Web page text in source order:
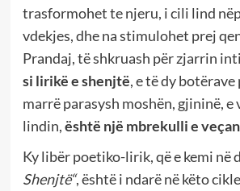
trasformohet te njeru, i cili lind
vdekjes, dhe na stimulohet prej
Prandaj, të shkruash për zjarrin
si lirikë e shenjtë, e të dy botërave
marrë parasysh moshën, gjininë, e
lindin,është një mbrekulli e
Ky libër poetiko-lirik, që e kemi në
Shenjtë“, është i ndarë në këto